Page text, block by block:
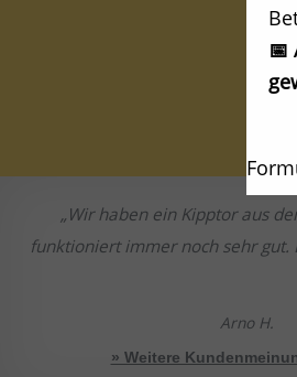
Wir haben ein Kipptor aus
funktioniert immer noch sehr gut.
Arno H.
» Weitere
📅